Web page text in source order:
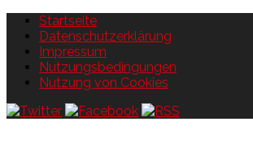
Startseite
Datenschutzerklärung
Impressum
Nutzungsbedingungen
Nutzung von Cookies